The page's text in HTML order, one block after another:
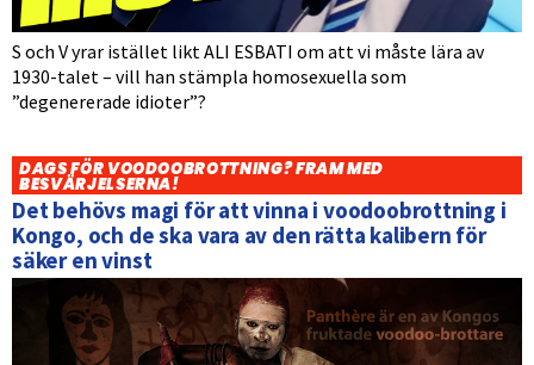
S och V yrar istället likt ALI ESBATI om att vi måste lära av
1930-talet – vill han stämpla homosexuella som
”degenererade idioter”?
DAGS FÖR VOODOOBROTTNING? FRAM MED
BESVÄRJELSERNA!
Det behövs magi för att vinna i voodoobrottning i
Kongo, och de ska vara av den rätta kalibern för
säker en vinst